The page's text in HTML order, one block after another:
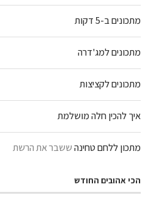
מתכונים ב-5 דקות
מתכונים למג'דרה
מתכונים לקציצות
איך להכין חלה מושלמת
מתכון ללחם טחינהששבר את הרשת
הכי אהובים החודש